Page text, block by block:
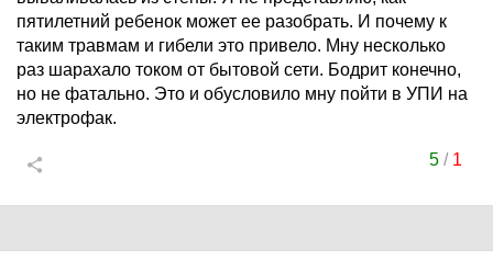
пятилетний ребенок может ее разобрать. И почему к
таким травмам и гибели это привело. Мну несколько
раз шарахало током от бытовой сети. Бодрит конечно,
но не фатально. Это и обусловило мну пойти в УПИ на
электрофак.
5/ 1